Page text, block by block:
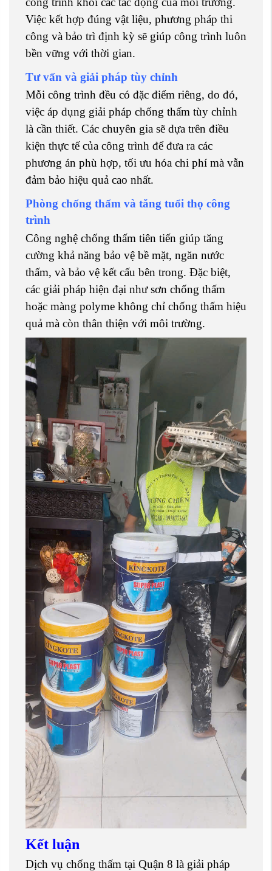
Việc kết hợp đúng vật liệu, phương pháp thi
công và bảo trì định kỳ sẽ giúp công trình luôn
bền vững với thời gian.
Tư vấn và giải pháp tùy chỉnh
Mỗi công trình đều có đặc điểm riêng, do đó,
việc áp dụng giải pháp chống thấm tùy chỉnh
là cần thiết. Các chuyên gia sẽ dựa trên điều
kiện thực tế của công trình để đưa ra các
phương án phù hợp, tối ưu hóa chi phí mà vẫn
đảm bảo hiệu quả cao nhất.
Phòng chống thấm và tăng tuổi thọ công
trình
Công nghệ chống thấm tiên tiến giúp tăng
cường khả năng bảo vệ bề mặt, ngăn nước
thấm, và bảo vệ kết cấu bên trong. Đặc biệt,
các giải pháp hiện đại như sơn chống thấm
hoặc màng polyme không chỉ chống thấm hiệu
quả mà còn thân thiện với môi trường.
Kết luận
Dịch vụ chống thấm tại Quận 8 là giải pháp